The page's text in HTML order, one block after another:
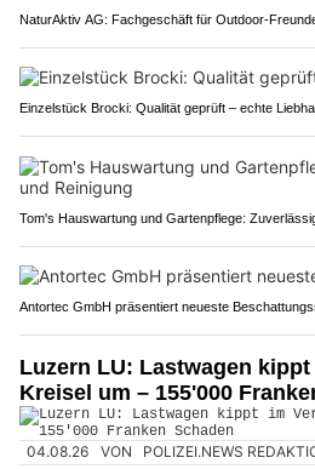
NaturAktiv AG: Fachgeschäft für Outdoor-
Einzelstück Brocki: Qualität geprüft – echte
Tom's Hauswartung und Gartenpflege:
Antortec GmbH präsentiert neueste
Luzern LU: Lastwagen
Kreisel um – 155'000
04.08.26 VON POLIZEI.NEWS